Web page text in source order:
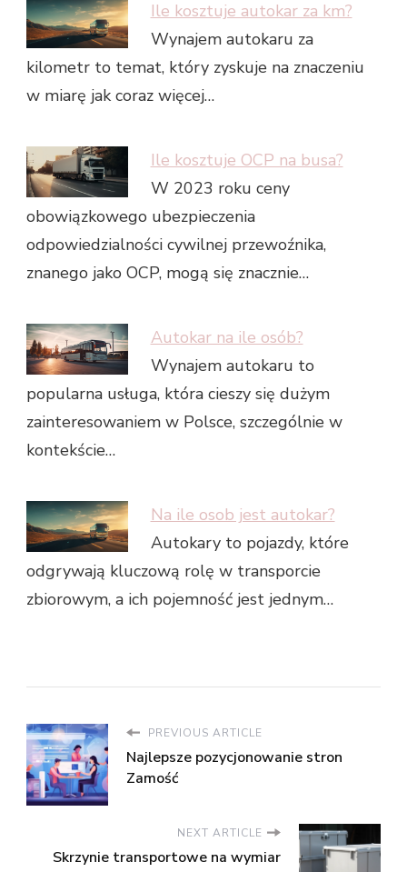
Ile kosztuje autokar za km?
Wynajem autokaru za
kilometr to temat, który zyskuje na znaczeniu
w miarę jak coraz więcej…
Ile kosztuje OCP na busa?
W 2023 roku ceny
obowiązkowego ubezpieczenia
odpowiedzialności cywilnej przewoźnika,
znanego jako OCP, mogą się znacznie…
Autokar na ile osób?
Wynajem autokaru to
popularna usługa, która cieszy się dużym
zainteresowaniem w Polsce, szczególnie w
kontekście…
Na ile osob jest autokar?
Autokary to pojazdy, które
odgrywają kluczową rolę w transporcie
zbiorowym, a ich pojemność jest jednym…
PREVIOUS ARTICLE
Najlepsze pozycjonowanie stron
Zamość
NEXT ARTICLE
Skrzynie transportowe na wymiar